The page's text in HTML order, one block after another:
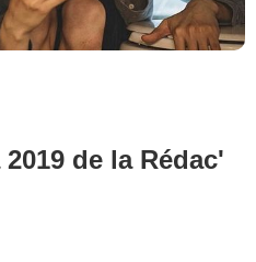
de la Rédac'